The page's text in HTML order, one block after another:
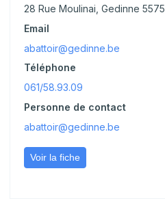
28 Rue Moulinai, Gedinne 5575
Email
abattoir@gedinne.be
Téléphone
061/58.93.09
Personne de contact
abattoir@gedinne.be
Voir la fiche